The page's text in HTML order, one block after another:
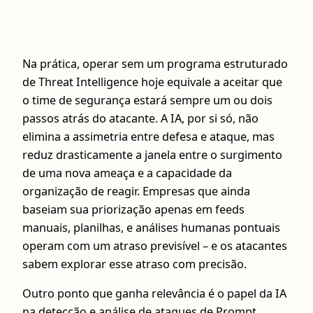
Na prática, operar sem um programa estruturado
de Threat Intelligence hoje equivale a aceitar que
o time de segurança estará sempre um ou dois
passos atrás do atacante. A IA, por si só, não
elimina a assimetria entre defesa e ataque, mas
reduz drasticamente a janela entre o surgimento
de uma nova ameaça e a capacidade da
organização de reagir. Empresas que ainda
baseiam sua priorização apenas em feeds
manuais, planilhas, e análises humanas pontuais
operam com um atraso previsível – e os atacantes
sabem explorar esse atraso com precisão.
Outro ponto que ganha relevância é o papel da IA